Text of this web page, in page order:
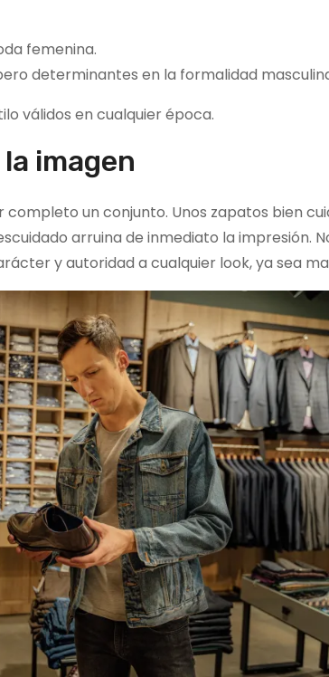
femenina.
determinantes en la formalidad
válidos en cualquier época.
imagen
un conjunto. Unos zapatos bien
arruina de inmediato la impresión.
y autoridad a cualquier look, ya sea